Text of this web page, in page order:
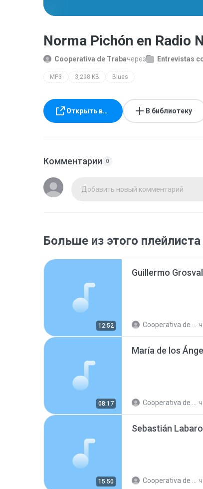
Norma Pichón en Radio
Cooperativa de Trabaчерез Entrevistas
MP3 3,298 KB Blues
Открыть в… В библиотеку
Комментарии 0
Добавить новый комментарий
Больше из этого плейлиста
12:52 Cooperativa de Trabajo C.
08:17 Cooperativa de Trabajo C.
15:50 Cooperativa de Trabajo C.